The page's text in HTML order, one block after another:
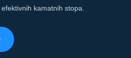
kamatnih stopa.